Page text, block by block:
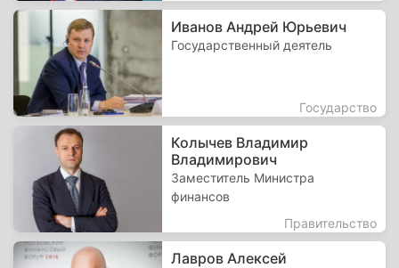
Иванов Андрей Юрьевич
Государственный деятель
Государство
Колычев Владимир
Владимирович
Заместитель Министра
финансов
Правительство
Лавров Алексей